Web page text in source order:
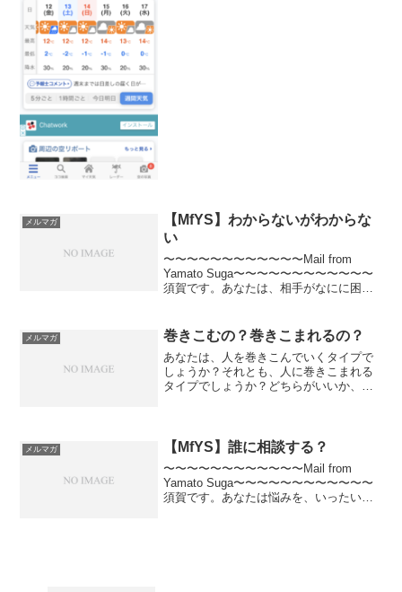
メルマガ
【MfYS】わからないがわからな
い
〜〜〜〜〜〜〜〜〜〜〜〜Mail from
Yamato Suga〜〜〜〜〜〜〜〜〜〜〜〜
須賀です。あなたは、相手がなにに困っ
かがわからない。なぜ悩んでいるのかが
わから...
メルマガ 巻きこむの？巻きこまれるの？
あなたは、人を巻きこんでいくタイプで
しょうか？それとも、人に巻きこまれる
タイプでしょうか？どちらがいいか、悪
れる側ではなく、仕掛ける...
メルマガ 【MfYS】誰に相談する？
〜〜〜〜〜〜〜〜〜〜〜〜Mail from
Yamato Suga〜〜〜〜〜〜〜〜〜〜〜〜
須賀です。あなたは悩みを、いったい誰